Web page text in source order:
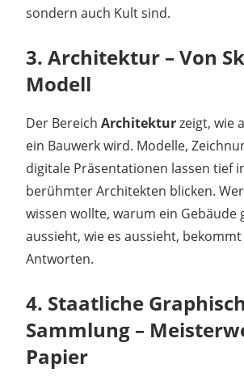
sondern auch Kult sind.
3. Architektur – Von
Modell
Der Bereich Architekturzeigt, wie
ein Bauwerk wird. Modelle,
digitale Präsentationen lassen tief
berühmter Architekten blicken.
wissen wollte, warum ein Gebäude
aussieht, wie es aussieht,
Antworten.
4. Staatliche
Sammlung –
Papier